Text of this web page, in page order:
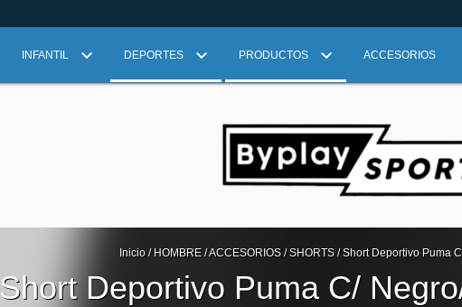
INFANTIL DEPORTES PRODUCTOS ACCESORIOS
Inicio / HOMBRE /ACCESORIOS / SHORTS / Short Deportivo Puma
Short Deportivo Puma C/